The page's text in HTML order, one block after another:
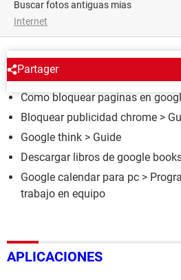
buscar fotos antiguas mias
Internet
Partager
ALREDEDOR DEL MISMO
Como bloquear paginas en
Bloquear publicidad chrome >
Google think > Guide
Descargar libros de google
Google calendar para pc >
trabajo en equipo
APLICACIONES